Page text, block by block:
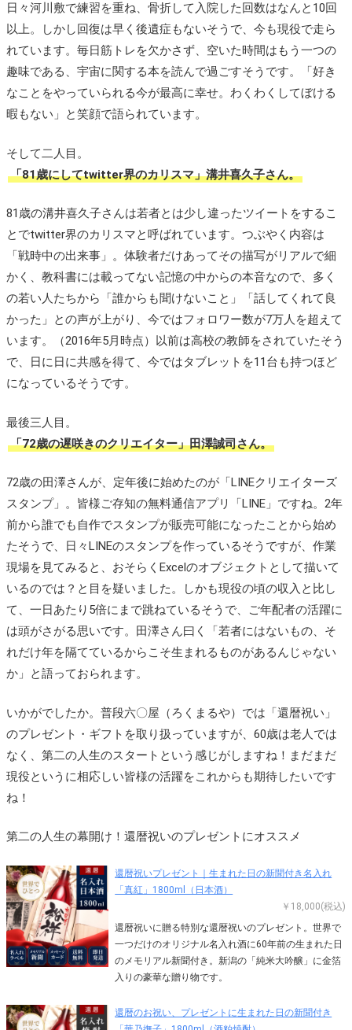
日々河川敷で練習を重ね、骨折して入院した回数はなんと10回
以上。しかし回復は早く後遺症もないそうで、今も現役で走ら
れています。毎日筋トレを欠かさず、空いた時間はもう一つの
趣味である、宇宙に関する本を読んで過ごすそうです。「好き
なことをやっていられる今が最高に幸せ。わくわくしてぼける
暇もない」と笑顔で語られています。
そして二人目。
「81歳にしてtwitter界のカリスマ」溝井喜久子さん。
81歳の溝井喜久子さんは若者とは少し違ったツイートをするこ
とでtwitter界のカリスマと呼ばれています。つぶやく内容は
「戦時中の出来事」。体験者だけあってその描写がリアルで細
かく、教科書には載ってない記憶の中からの本音なので、多く
の若い人たちから「誰からも聞けないこと」「話してくれて良
かった」との声が上がり、今ではフォロワー数が7万人を超えて
います。（2016年5月時点）以前は高校の教師をされていたそう
で、日に日に共感を得て、今ではタブレットを11台も持つほど
になっているそうです。
最後三人目。
「72歳の遅咲きのクリエイター」田澤誠司さん。
72歳の田澤さんが、定年後に始めたのが「LINEクリエイターズ
スタンプ」。皆様ご存知の無料通信アプリ「LINE」ですね。2年
前から誰でも自作でスタンプが販売可能になったことから始め
たそうで、日々LINEのスタンプを作っているそうですが、作業
現場を見てみると、おそらくExcelのオブジェクトとして描いて
いるのでは？と目を疑いました。しかも現役の頃の収入と比し
て、一日あたり5倍にまで跳ねているそうで、ご年配者の活躍に
は頭がさがる思いです。田澤さん曰く「若者にはないもの、そ
れだけ年を隔てているからこそ生まれるものがあるんじゃない
か」と語っておられます。
いかがでしたか。普段六〇屋（ろくまるや）では「還暦祝い」
のプレゼント・ギフトを取り扱っていますが、60歳は老人では
なく、第二の人生のスタートという感じがしますね！まだまだ
現役というに相応しい皆様の活躍をこれからも期待したいです
ね！
第二の人生の幕開け！還暦祝いのプレゼントにオススメ
還暦祝いプレゼント｜生まれた日の新聞付き名入れ
「真紅」1800ml（日本酒）
￥18,000(税込)
還暦祝いに贈る特別な還暦祝いのプレゼント。世界で
一つだけのオリジナル名入れ酒に60年前の生まれた日
のメモリアル新聞付き。新潟の「純米大吟醸」に金箔
入りの豪華な贈り物です。
還暦のお祝い、プレゼントに生まれた日の新聞付き